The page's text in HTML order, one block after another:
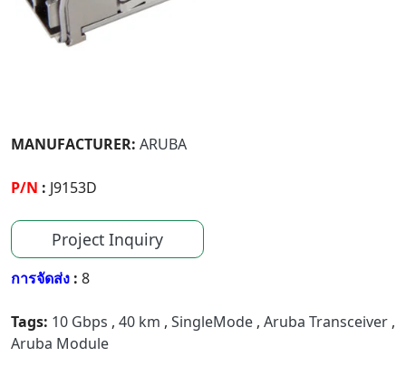
MANUFACTURER: ARUBA
P/N : J9153D
Project Inquiry
การจัดส่ง : 8
Tags: 10 Gbps , 40 km , SingleMode , Aruba Transceiver ,
Aruba Module